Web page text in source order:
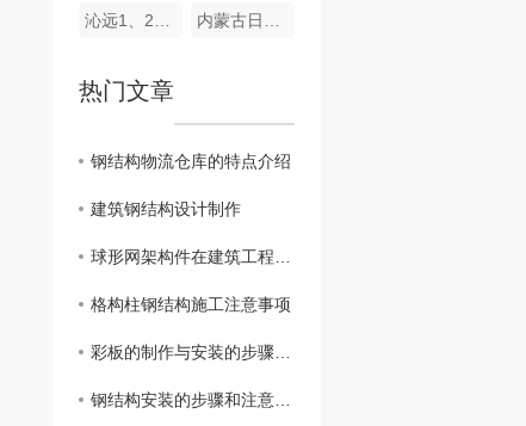
沁远1、2#40000KVA电炉厂房工程 内蒙古日升智博冶金有限责任公司1X16500KVA硅铬矿热炉钢结构框架
热门文章
钢结构物流仓库的特点介绍
建筑钢结构设计制作
球形网架构件在建筑工程中的应用
格构柱钢结构施工注意事项
彩板的制作与安装的步骤及技术细节
钢结构安装的步骤和注意事项